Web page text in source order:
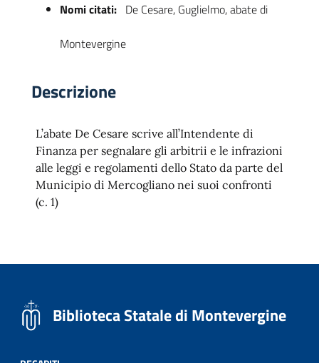
Nomi citati: De Cesare, Guglielmo, abate di
Montevergine
Descrizione
L’abate De Cesare scrive all’Intendente di
Finanza per segnalare gli arbitrii e le infrazioni
alle leggi e regolamenti dello Stato da parte del
Municipio di Mercogliano nei suoi confronti
(c. 1)
Biblioteca Statale di Montevergine